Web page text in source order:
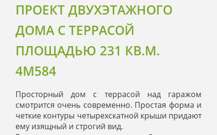
ПРОЕКТ ДВУХЭТАЖНОГО
ДОМА С ТЕРРАСОЙ
ПЛОЩАДЬЮ 231 КВ.М.
4M584
Просторный дом с террасой над гаражом
смотрится очень современно. Простая форма и
четкие контуры четырехскатной крыши придают
ему изящный и строгий вид.